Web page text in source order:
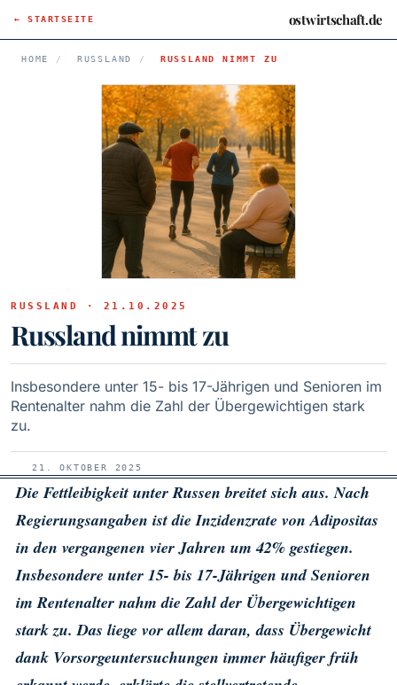
← STARTSEITE ostwirtschaft.de
HOME / RUSSLAND / RUSSLAND NIMMT ZU
RUSSLAND · 21.10.2025
Russland nimmt zu
Insbesondere unter 15- bis 17-Jährigen und Senioren im
Rentenalter nahm die Zahl der Übergewichtigen stark
zu.
21. OKTOBER 2025
Die Fettleibigkeit unter Russen breitet sich aus. Nach
Regierungsangaben ist die Inzidenzrate von Adipositas
in den vergangenen vier Jahren um 42% gestiegen.
Insbesondere unter 15- bis 17-Jährigen und Senioren
im Rentenalter nahm die Zahl der Übergewichtigen
stark zu. Das liege vor allem daran, dass Übergewicht
dank Vorsorgeuntersuchungen immer häufiger früh